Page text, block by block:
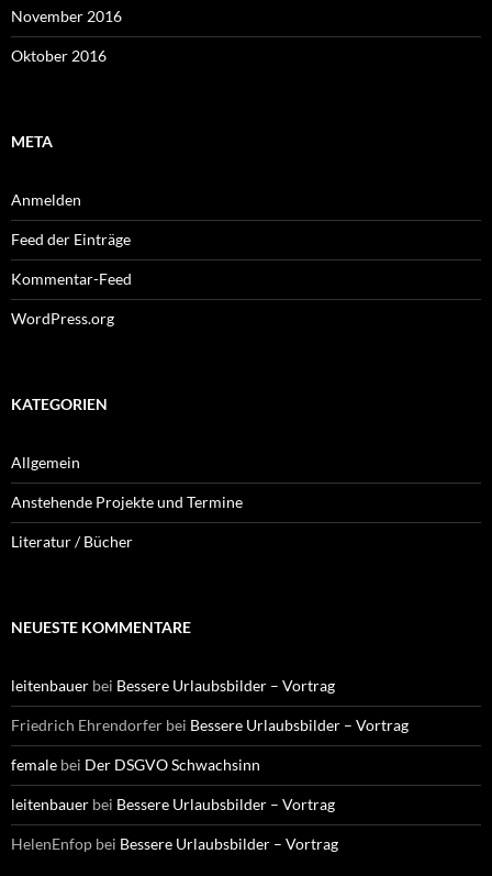
November 2016
Oktober 2016
META
Anmelden
Feed der Einträge
Kommentar-Feed
WordPress.org
KATEGORIEN
Allgemein
Anstehende Projekte und Termine
Literatur / Bücher
NEUESTE KOMMENTARE
leitenbauer bei Bessere Urlaubsbilder – Vortrag
Friedrich Ehrendorfer bei Bessere Urlaubsbilder – Vortrag
female bei Der DSGVO Schwachsinn
leitenbauer bei Bessere Urlaubsbilder – Vortrag
HelenEnfop bei Bessere Urlaubsbilder – Vortrag